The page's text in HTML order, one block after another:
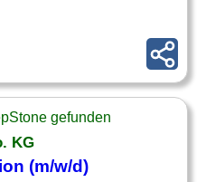
gefunden
KG
(m/w/d)